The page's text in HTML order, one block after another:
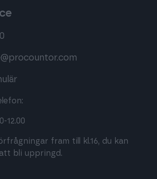
12.00
fram till kl.16, du kan
bli uppringd.